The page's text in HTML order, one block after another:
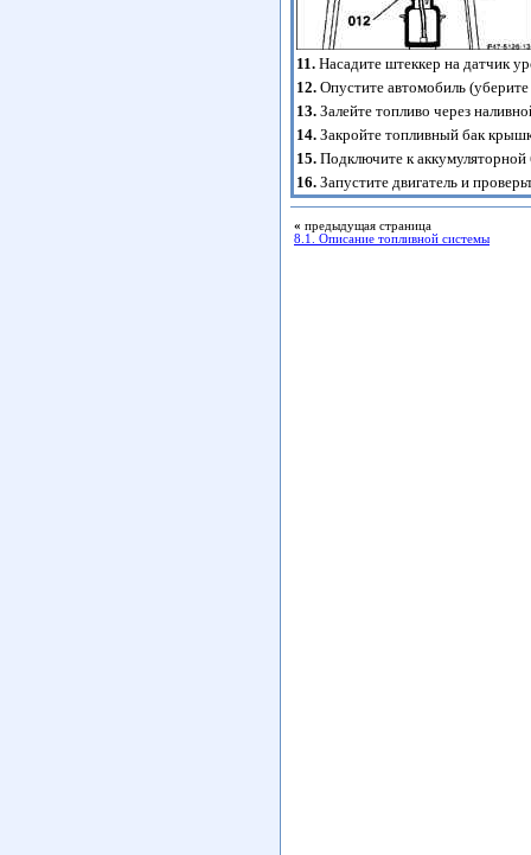
11. Насадите штеккер на датчик
12. Опустите автомобиль
13. Залейте топливо через
14. Закройте топливный бак
15. Подключите к
16. Запустите двигатель и
« предыдущая страница
8.1. Описание топливной системы